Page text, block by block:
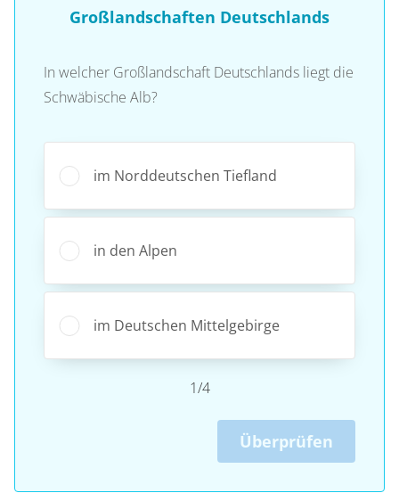
Großlandschaften Deutschlands
In welcher Großlandschaft Deutschlands liegt die
Schwäbische Alb?
im Norddeutschen Tiefland
in den Alpen
im Deutschen Mittelgebirge
1/4
Überprüfen